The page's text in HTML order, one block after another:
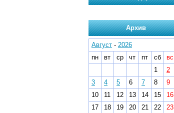
Архив
Август - 2026
пн
вт ср чт пт сб
вс
1
2
3
4 5 6 7 8
9
10
11 12 13 14 15
16
17
18 19 20 21 22
23